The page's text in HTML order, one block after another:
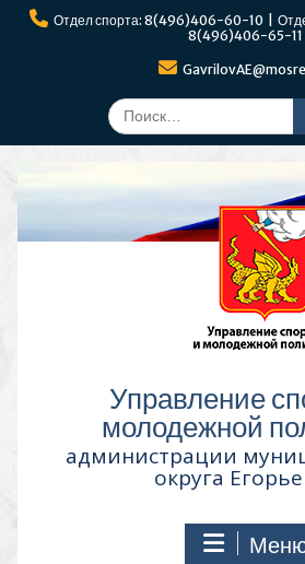
ПерейтиОтдел спорта: 8(496)406-60-10 |
8(496)406-65-11
Поиск
по:
Управление
молодежной
администрации
округа